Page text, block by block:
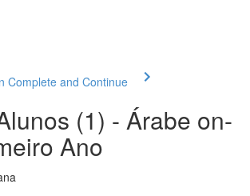
Complete and Continue
(1) - Árabe on-
Ano